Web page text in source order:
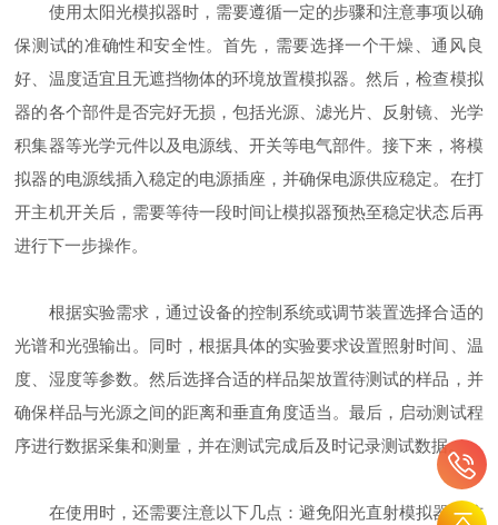
使用太阳光模拟器时，需要遵循一定的步骤和注意事项以确
保测试的准确性和安全性。首先，需要选择一个干燥、通风良
好、温度适宜且无遮挡物体的环境放置模拟器。然后，检查模拟
器的各个部件是否完好无损，包括光源、滤光片、反射镜、光学
积集器等光学元件以及电源线、开关等电气部件。接下来，将模
拟器的电源线插入稳定的电源插座，并确保电源供应稳定。在打
开主机开关后，需要等待一段时间让模拟器预热至稳定状态后再
进行下一步操作。
根据实验需求，通过设备的控制系统或调节装置选择合适的
光谱和光强输出。同时，根据具体的实验要求设置照射时间、温
度、湿度等参数。然后选择合适的样品架放置待测试的样品，并
确保样品与光源之间的距离和垂直角度适当。最后，启动测试程
序进行数据采集和测量，并在测试完成后及时记录测试数据。
在使用时，还需要注意以下几点：避免阳光直射模拟器以防